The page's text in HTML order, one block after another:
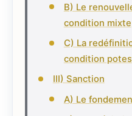
B) Le
condition mixte
C) La
condition
III) Sanction
A) Le